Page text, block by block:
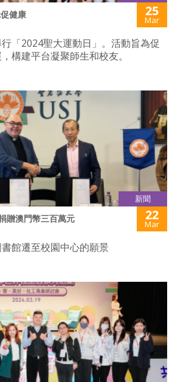
健康 25
Mar
「2024聖大運動日」。活動旨為促
構建平台凝聚師生和校友。
新聞
贈澳門幣三百萬元 22
Mar
館遷至校園中心的願景